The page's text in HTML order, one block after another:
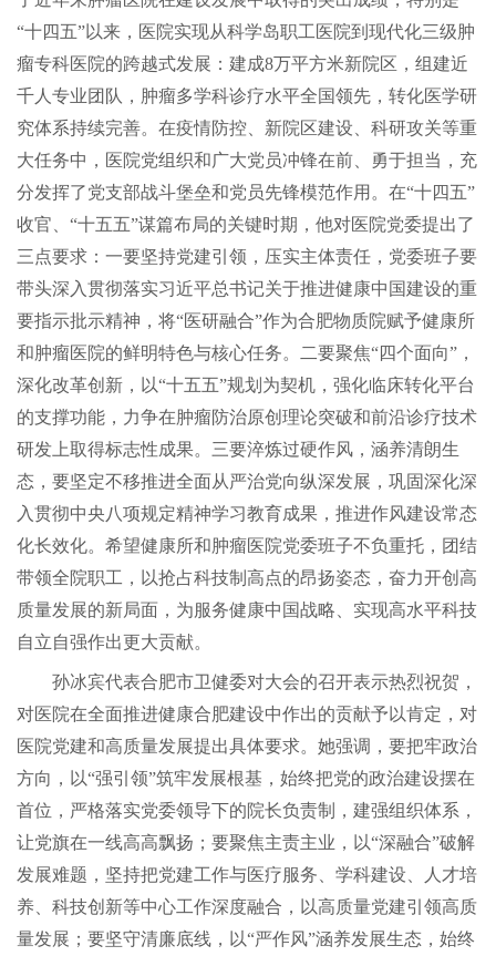
“十四五”以来，医院实现从科学岛职工医院到现代化三级肿
瘤专科医院的跨越式发展：建成8万平方米新院区，组建近
千人专业团队，肿瘤多学科诊疗水平全国领先，转化医学研
究体系持续完善。在疫情防控、新院区建设、科研攻关等重
大任务中，医院党组织和广大党员冲锋在前、勇于担当，充
分发挥了党支部战斗堡垒和党员先锋模范作用。在“十四五”
收官、“十五五”谋篇布局的关键时期，他对医院党委提出了
三点要求：一要坚持党建引领，压实主体责任，党委班子要
带头深入贯彻落实习近平总书记关于推进健康中国建设的重
要指示批示精神，将“医研融合”作为合肥物质院赋予健康所
和肿瘤医院的鲜明特色与核心任务。二要聚焦“四个面向”，
深化改革创新，以“十五五”规划为契机，强化临床转化平台
的支撑功能，力争在肿瘤防治原创理论突破和前沿诊疗技术
研发上取得标志性成果。三要淬炼过硬作风，涵养清朗生
态，要坚定不移推进全面从严治党向纵深发展，巩固深化深
入贯彻中央八项规定精神学习教育成果，推进作风建设常态
化长效化。希望健康所和肿瘤医院党委班子不负重托，团结
带领全院职工，以抢占科技制高点的昂扬姿态，奋力开创高
质量发展的新局面，为服务健康中国战略、实现高水平科技
自立自强作出更大贡献。
孙冰宾代表合肥市卫健委对大会的召开表示热烈祝贺，
对医院在全面推进健康合肥建设中作出的贡献予以肯定，对
医院党建和高质量发展提出具体要求。她强调，要把牢政治
方向，以“强引领”筑牢发展根基，始终把党的政治建设摆在
首位，严格落实党委领导下的院长负责制，建强组织体系，
让党旗在一线高高飘扬；要聚焦主责主业，以“深融合”破解
发展难题，坚持把党建工作与医疗服务、学科建设、人才培
养、科技创新等中心工作深度融合，以高质量党建引领高质
量发展；要坚守清廉底线，以“严作风”涵养发展生态，始终